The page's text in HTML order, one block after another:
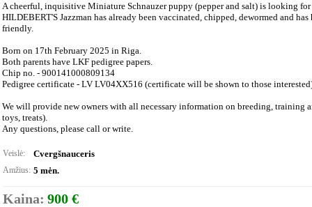
A cheerful, inquisitive Miniature Schnauzer puppy (pepper and salt) is looking for
HILDEBERT'S Jazzman has already been vaccinated, chipped, dewormed and
friendly.
Born on 17th February 2025 in Riga.
Both parents have LKF pedigree papers.
Chip no. - 900141000809134
Pedigree certificate - LV LV04XX516 (certificate will be shown to those
We will provide new owners with all necessary information on breeding, training
toys, treats).
Any questions, please call or write.
Veislė: Cvergšnauceris
Amžius: 5 mėn.
Kaina: 900 €